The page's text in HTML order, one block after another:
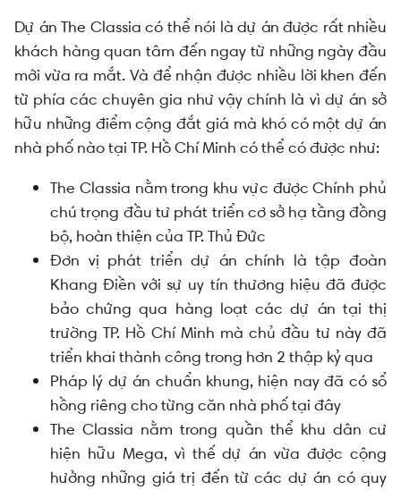
Dự án The Classia có thể nói là dự án được rất nhiều
khách hàng quan tâm đến ngay từ những ngày đầu
mới vừa ra mắt. Và để nhận được nhiều lời khen đến
từ phía các chuyên gia như vậy chính là vì dự án sở
hữu những điểm cộng đắt giá mà khó có một dự án
nhà phố nào tại TP. Hồ Chí Minh có thể có được như:
The Classia nằm trong khu vực được Chính phủ
chú trọng đầu tư phát triển cơ sở hạ tầng đồng
bộ, hoàn thiện của TP. Thủ Đức
Đơn vị phát triển dự án chính là tập đoàn
Khang Điền với sự uy tín thương hiệu đã được
bảo chứng qua hàng loạt các dự án tại thị
trường TP. Hồ Chí Minh mà chủ đầu tư này đã
triển khai thành công trong hơn 2 thập kỷ qua
Pháp lý dự án chuẩn khung, hiện nay đã có sổ
hồng riêng cho từng căn nhà phố tại đây
The Classia nằm trong quần thể khu dân cư
hiện hữu Mega, vì thế dự án vừa được cộng
hưởng những giá trị đến từ các dự án có quy